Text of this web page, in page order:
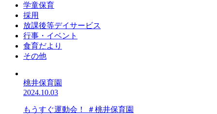
学童保育
採用
放課後等デイサービス
行事・イベント
食育だより
その他
桃井保育園
2024.10.03
もうすぐ運動会！ ＃桃井保育園